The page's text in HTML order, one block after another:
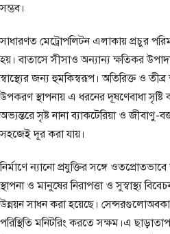
সম্ভব।
সাধারণত মেট্রোপলিটন এলাকায় প্রচুর
হয়। বাতাসে সীসাও অন্যান্য ক্ষতিকর
স্বাস্থ্যের জন্য হুমকিস্বরূপ। অতিরিক্ত ও
উপকরণ স্থাপনায় এ ধরনের দূষণেবাধা
অভ্যন্তরে সৃষ্ট নানা ব্যাকটেরিয়া ও জীবাণু-
সহজেই দূর করা যায়।
নির্মাণে ন্যানো প্রযুক্তির সঙ্গে
স্থাপনা ও মানুষের নিরাপত্তা ও সুস্বাস্থ্য
উন্নয়ন সাধন করা হয়েছে।
পরিস্থিতি মনিটরিং করতে সক্ষম।এ